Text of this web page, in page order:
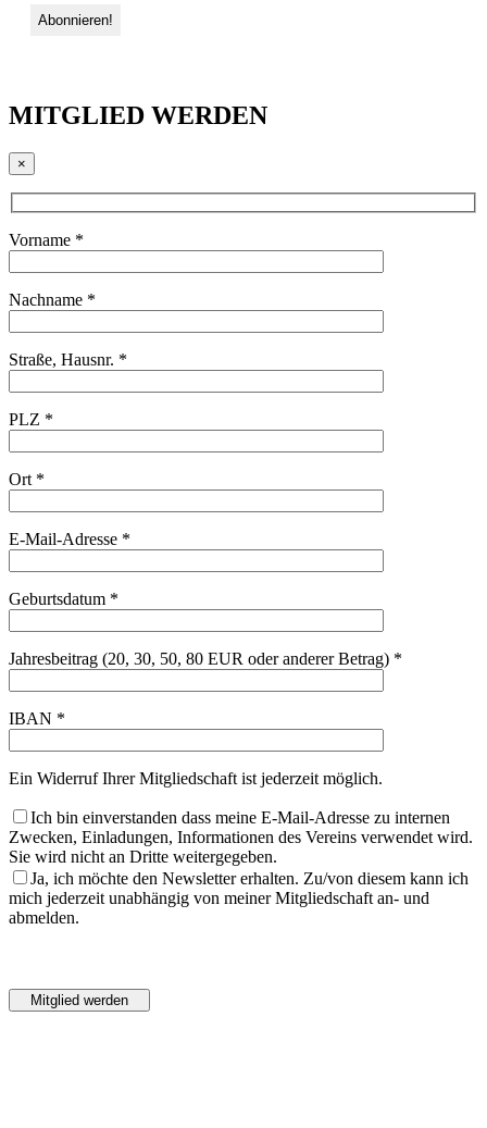
MITGLIED WERDEN
×
Vorname *
Nachname *
Straße, Hausnr. *
PLZ *
Ort *
E-Mail-Adresse *
Geburtsdatum *
Jahresbeitrag (20, 30, 50, 80 EUR oder anderer Betrag) *
IBAN *
Ein Widerruf Ihrer Mitgliedschaft ist jederzeit möglich.
Ich bin einverstanden dass meine E-Mail-Adresse zu internen
Zwecken, Einladungen, Informationen des Vereins verwendet wird.
Sie wird nicht an Dritte weitergegeben.
Ja, ich möchte den Newsletter erhalten. Zu/von diesem kann ich
mich jederzeit unabhängig von meiner Mitgliedschaft an- und
abmelden.
dieses
Feld
lasse
dieses